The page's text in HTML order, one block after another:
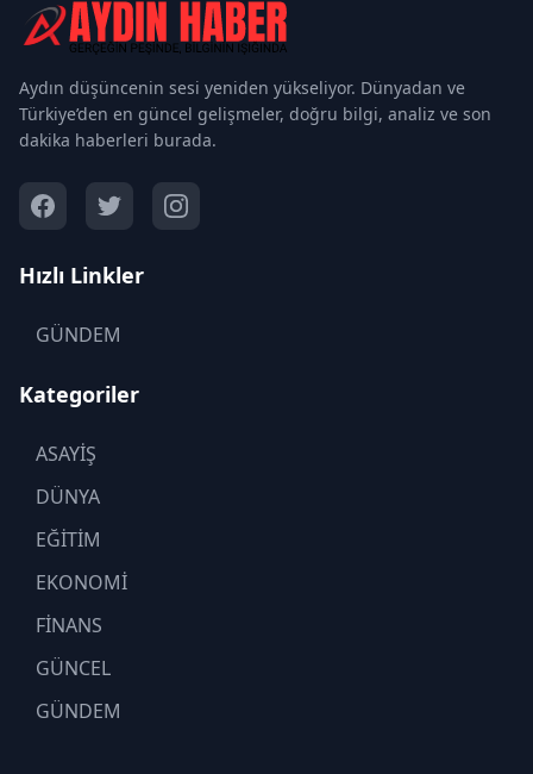
Aydın düşüncenin sesi yeniden yükseliyor. Dünyadan ve
Türkiye’den en güncel gelişmeler, doğru bilgi, analiz ve son
dakika haberleri burada.
Hızlı Linkler
GÜNDEM
Kategoriler
ASAYİŞ
DÜNYA
EĞİTİM
EKONOMİ
FİNANS
GÜNCEL
GÜNDEM